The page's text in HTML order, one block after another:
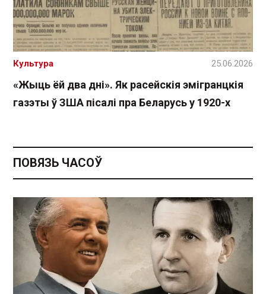
«Жыць ёй два дні». Як расейскія эмігранцкія
газэты ў ЗША пісалі пра Беларусь у 1920-х
Культура 25.06.2026
ПОВЯЗЬ ЧАСОЎ